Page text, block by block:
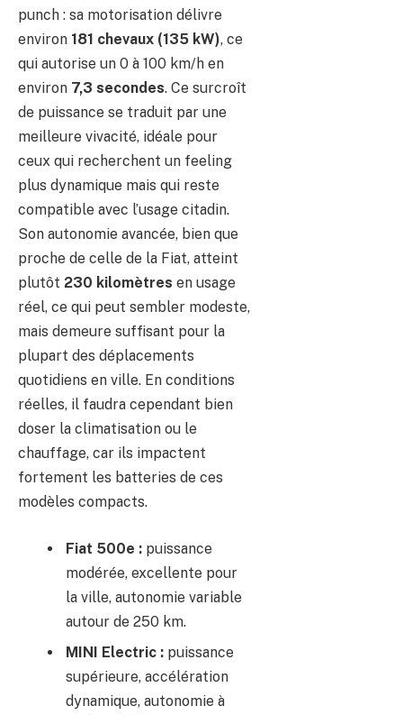
punch : sa motorisation délivre
environ 181 chevaux (135 kW), ce
qui autorise un 0 à 100 km/h en
environ 7,3 secondes. Ce surcroît
de puissance se traduit par une
meilleure vivacité, idéale pour
ceux qui recherchent un feeling
plus dynamique mais qui reste
compatible avec l’usage citadin.
Son autonomie avancée, bien que
proche de celle de la Fiat, atteint
plutôt 230 kilomètres en usage
réel, ce qui peut sembler modeste,
mais demeure suffisant pour la
plupart des déplacements
quotidiens en ville. En conditions
réelles, il faudra cependant bien
doser la climatisation ou le
chauffage, car ils impactent
fortement les batteries de ces
modèles compacts.
Fiat 500e : puissance
modérée, excellente pour
la ville, autonomie variable
autour de 250 km.
MINI Electric : puissance
supérieure, accélération
dynamique, autonomie à